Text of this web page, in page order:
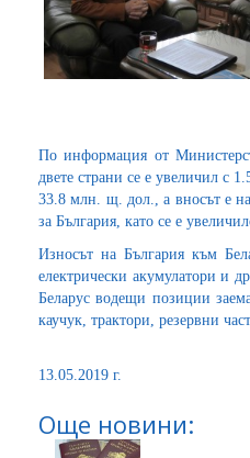
По информация от
двете страни се е увеличил с
33.8 млн. щ. дол., а вносът е
за България, като се е
Износът на България към
електрически акумулатори и
Беларус водещи позиции
каучук, трактори, резервни
13.05.2019 г.
Още новини: